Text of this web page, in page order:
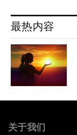
最热内容
关于我们